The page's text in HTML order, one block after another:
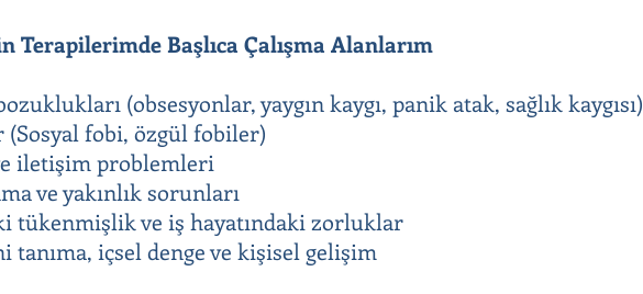
Terapilerimde Başlıca Çalışma Alanlarım
(obsesyonlar, yaygın kaygı, panik atak, sağlık kaygısı)
(Sosyal fobi, özgül fobiler)
iletişim problemleri
ve yakınlık sorunları
tükenmişlik ve iş hayatındaki zorluklar
tanıma, içsel denge ve kişisel gelişim